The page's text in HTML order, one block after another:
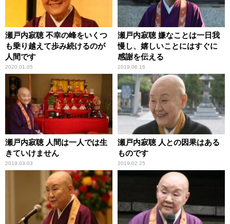
瀬戸内寂聴 不幸の峰をいくつ
も乗り越えて歩み続けるのが
人間です
2020.01.05
瀬戸内寂聴 嫌なことは一日我
慢し、嬉しいことにはすぐに
感謝を伝える
2019.06.16
瀬戸内寂聴 人間は一人では生
きていけません
2019.03.03
瀬戸内寂聴 人との因果はある
ものです
2019.02.25